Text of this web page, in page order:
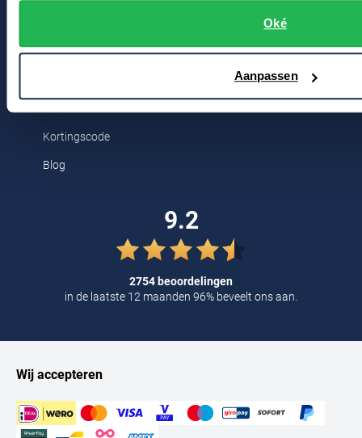
Oké
Aanpassen
Vanguard
William Lockie
Alle Merken
Bert Schrier Herenmode
2311 CX Leiden
Voor jou
Kortingscode
Blog
9.2
2754 beoordelingen
in de laatste 12 maanden 96% beveelt ons aan.
Wij accepteren